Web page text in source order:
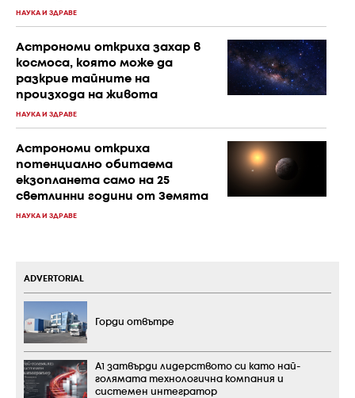
НАУКА И ЗДРАВЕ
Астрономи откриха захар в
космоса, която може да
разкрие тайните на
произхода на живота
НАУКА И ЗДРАВЕ
Астрономи откриха
потенциално обитаема
екзопланета само на 25
светлинни години от Земята
НАУКА И ЗДРАВЕ
ADVERTORIAL
Горди отвътре
А1 затвърди лидерството си като най-
голямата технологична компания и
системен интегратор